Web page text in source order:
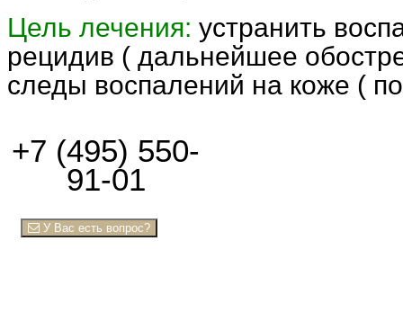
Цель лечения: устранить
рецидив ( дальнейшее
следы воспалений на коже (
+7 (495) 550-
91-01
У Вас есть вопрос?